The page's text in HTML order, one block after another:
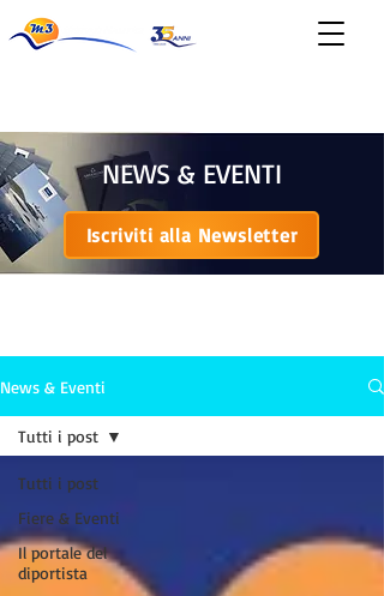
NEWS & EVENTI
Iscriviti alla Newsletter
News & Eventi
Tutti i post
Fiere & Eventi
Il portale del
diportista
Tutti i post